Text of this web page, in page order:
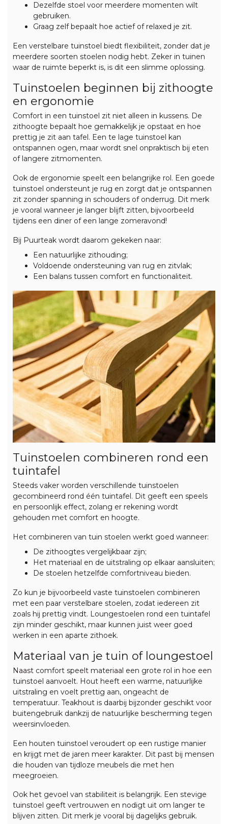
Dezelfde stoel voor meerdere momenten wilt
gebruiken.
Graag zelf bepaalt hoe actief of relaxed je zit.
Een verstelbare tuinstoel biedt flexibiliteit, zonder dat je
meerdere soorten stoelen nodig hebt. Zeker in tuinen
waar de ruimte beperkt is, is dit een slimme oplossing.
Tuinstoelen beginnen bij zithoogte
en ergonomie
Comfort in een tuinstoel zit niet alleen in kussens. De
zithoogte bepaalt hoe gemakkelijk je opstaat en hoe
prettig je zit aan tafel. Een te lage tuinstoel kan
ontspannen ogen, maar wordt snel onpraktisch bij eten
of langere zitmomenten.
Ook de ergonomie speelt een belangrijke rol. Een goede
tuinstoel ondersteunt je rug en zorgt dat je ontspannen
zit zonder spanning in schouders of onderrug. Dit merk
je vooral wanneer je langer blijft zitten, bijvoorbeeld
tijdens een diner of een lange zomeravond!
Bij Puurteak wordt daarom gekeken naar:
Een natuurlijke zithouding;
Voldoende ondersteuning van rug en zitvlak;
Een balans tussen comfort en functionaliteit.
Tuinstoelen combineren rond een
tuintafel
Steeds vaker worden verschillende tuinstoelen
gecombineerd rond één tuintafel. Dit geeft een speels
en persoonlijk effect, zolang er rekening wordt
gehouden met comfort en hoogte.
Het combineren van tuin stoelen werkt goed wanneer:
De zithoogtes vergelijkbaar zijn;
Het materiaal en de uitstraling op elkaar aansluiten;
De stoelen hetzelfde comfortniveau bieden.
Zo kun je bijvoorbeeld vaste tuinstoelen combineren
met een paar verstelbare stoelen, zodat iedereen zit
zoals hij prettig vindt. Loungestoelen rond een tuintafel
zijn minder geschikt, maar kunnen juist weer goed
werken in een aparte zithoek.
Materiaal van je tuin of loungestoel
Naast comfort speelt materiaal een grote rol in hoe een
tuinstoel aanvoelt. Hout heeft een warme, natuurlijke
uitstraling en voelt prettig aan, ongeacht de
temperatuur. Teakhout is daarbij bijzonder geschikt voor
buitengebruik dankzij de natuurlijke bescherming tegen
weersinvloeden.
Een houten tuinstoel veroudert op een rustige manier
en krijgt met de jaren meer karakter. Dit past bij mensen
die houden van tijdloze meubels die met hen
meegroeien.
Ook het gevoel van stabiliteit is belangrijk. Een stevige
tuinstoel geeft vertrouwen en nodigt uit om langer te
blijven zitten. Dit merk je vooral bij dagelijks gebruik.